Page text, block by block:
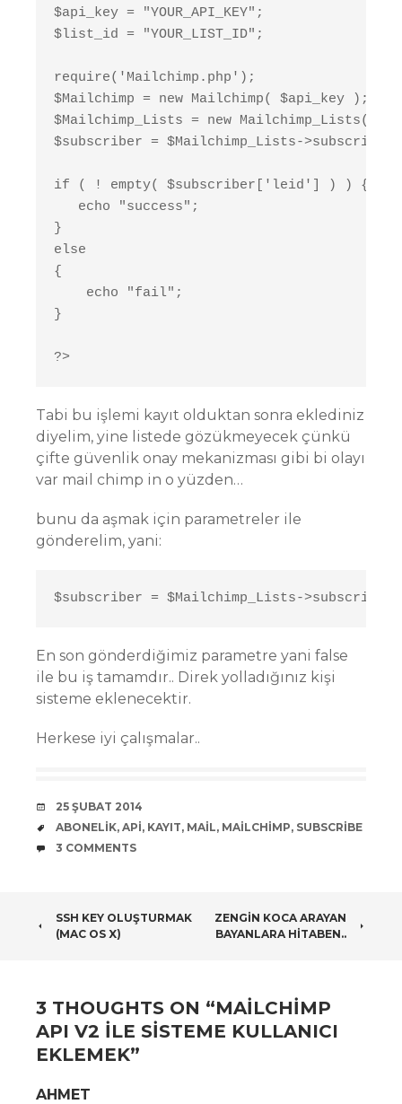
$api_key = "YOUR_API_KEY";
$list_id = "YOUR_LIST_ID";
require('Mailchimp.php');
$Mailchimp = new Mailchimp( $api_key );
$Mailchimp_Lists = new Mailchimp_Lists(
$subscriber = $Mailchimp_Lists-
if ( ! empty( $subscriber['leid'] ) ) {
   echo "success";
}
else
{
    echo "fail";
}
?>
Tabi bu işlemi kayıt olduktan sonra eklediniz
diyelim, yine listede gözükmeyecek çünkü
çifte güvenlik onay mekanizması gibi bi olayı
var mail chimp in o yüzden…
bunu da aşmak için parametreler ile
gönderelim, yani:
$subscriber = $Mailchimp_Lists-
En son gönderdiğimiz parametre yani false
ile bu iş tamamdır.. Direk yolladığınız kişi
sisteme eklenecektir.
Herkese iyi çalışmalar..
DATE
25 ŞUBAT 2014
TAGS
ABONELIK, API, KAYIT, MAIL, MAILCHIMP, SUBSCRIBE
COMMENTS
3 COMMENTS
POST
SSH KEY OLUŞTURMAK
(MAC OS X)
ZENGIN KOCA ARAYAN
BAYANLARA HITABEN..
3 THOUGHTS ON “MAILCHIMP
API V2 ILE SISTEME KULLANICI
EKLEMEK”
AHMET